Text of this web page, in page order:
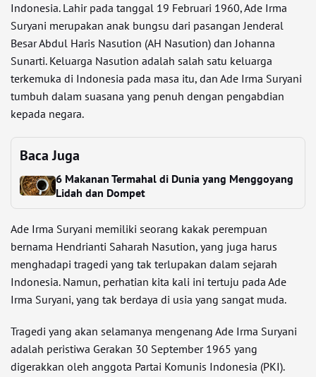
Indonesia. Lahir pada tanggal 19 Februari 1960, Ade Irma
Suryani merupakan anak bungsu dari pasangan Jenderal
Besar Abdul Haris Nasution (AH Nasution) dan Johanna
Sunarti. Keluarga Nasution adalah salah satu keluarga
terkemuka di Indonesia pada masa itu, dan Ade Irma Suryani
tumbuh dalam suasana yang penuh dengan pengabdian
kepada negara.
Baca Juga
6 Makanan Termahal di Dunia yang Menggoyang
Lidah dan Dompet
Ade Irma Suryani memiliki seorang kakak perempuan
bernama Hendrianti Saharah Nasution, yang juga harus
menghadapi tragedi yang tak terlupakan dalam sejarah
Indonesia. Namun, perhatian kita kali ini tertuju pada Ade
Irma Suryani, yang tak berdaya di usia yang sangat muda.
Tragedi yang akan selamanya mengenang Ade Irma Suryani
adalah peristiwa Gerakan 30 September 1965 yang
digerakkan oleh anggota Partai Komunis Indonesia (PKI).